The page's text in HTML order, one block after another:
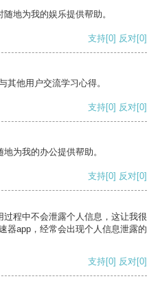
地为我的娱乐提供帮助。
支持[0] 反对[0]
其他用户交流学习心得。
支持[0] 反对[0]
为我的办公提供帮助。
支持[0] 反对[0]
程中不会泄露个人信息，这让我很
器app，经常会出现个人信息泄露的
支持[0] 反对[0]